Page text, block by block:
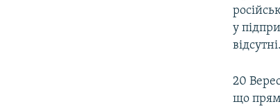
у
відсутні.
20
що